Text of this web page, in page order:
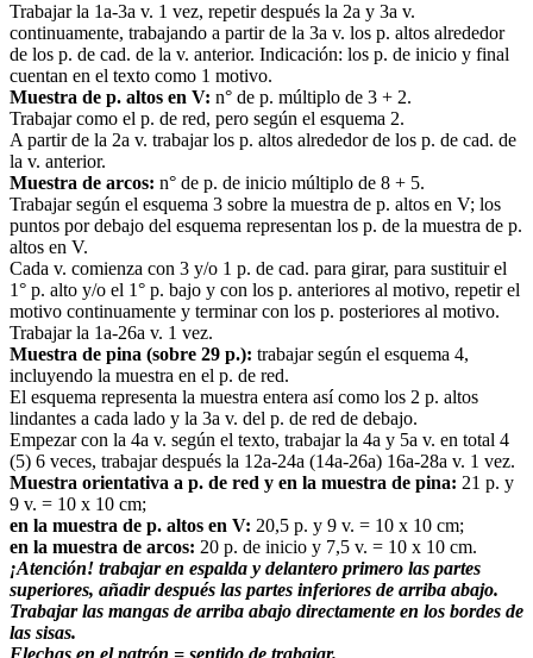
Trabajar la 1a-3a v. 1 vez, repetir después la 2a y 3a v.
continuamente, trabajando a partir de la 3a v. los p. altos alrededor
de los p. de cad. de la v. anterior. Indicación: los p. de inicio y final
cuentan en el texto como 1 motivo.
Muestra de p. altos en V: n° de p. múltiplo de 3 + 2.
Trabajar como el p. de red, pero según el esquema 2.
A partir de la 2a v. trabajar los p. altos alrededor de los p. de cad. de
la v. anterior.
Muestra de arcos: n° de p. de inicio múltiplo de 8 + 5.
Trabajar según el esquema 3 sobre la muestra de p. altos en V; los
puntos por debajo del esquema representan los p. de la muestra de p.
altos en V.
Cada v. comienza con 3 y/o 1 p. de cad. para girar, para sustituir el
1° p. alto y/o el 1° p. bajo y con los p. anteriores al motivo, repetir el
motivo continuamente y terminar con los p. posteriores al motivo.
Trabajar la 1a-26a v. 1 vez.
Muestra de pina (sobre 29 p.): trabajar según el esquema 4,
incluyendo la muestra en el p. de red.
El esquema representa la muestra entera así como los 2 p. altos
lindantes a cada lado y la 3a v. del p. de red de debajo.
Empezar con la 4a v. según el texto, trabajar la 4a y 5a v. en total 4
(5) 6 veces, trabajar después la 12a-24a (14a-26a) 16a-28a v. 1 vez.
Muestra orientativa a p. de red y en la muestra de pina: 21 p. y
9 v. = 10 x 10 cm;
en la muestra de p. altos en V: 20,5 p. y 9 v. = 10 x 10 cm;
en la muestra de arcos: 20 p. de inicio y 7,5 v. = 10 x 10 cm.
¡Atención! trabajar en espalda y delantero primero las partes
superiores, añadir después las partes inferiores de arriba abajo.
Trabajar las mangas de arriba abajo directamente en los bordes de
las sisas.
Flechas en el patrón = sentido de trabajar.